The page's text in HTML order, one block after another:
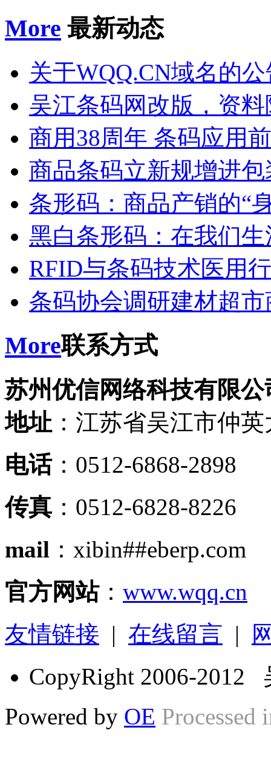
More 最新动态
关于WQQ.CN域名的
吴江条码网改版，资
商用38周年 条码应用
商品条码立新规增进
条形码：商品产销的“
黑白条形码：在我们
RFID与条码技术医用
条码协会调研建材超
More联系方式
苏州优信网络科技有限
地址 ：江苏省吴江市仲
电话：0512-6868-2898
传真 ：0512-6828-8226
mail ：xibin##eberp.com
官方网站： www.wqq.cn
友情链接 | 在线留言 |
CopyRight 2006-2012
Powered by OE Processed